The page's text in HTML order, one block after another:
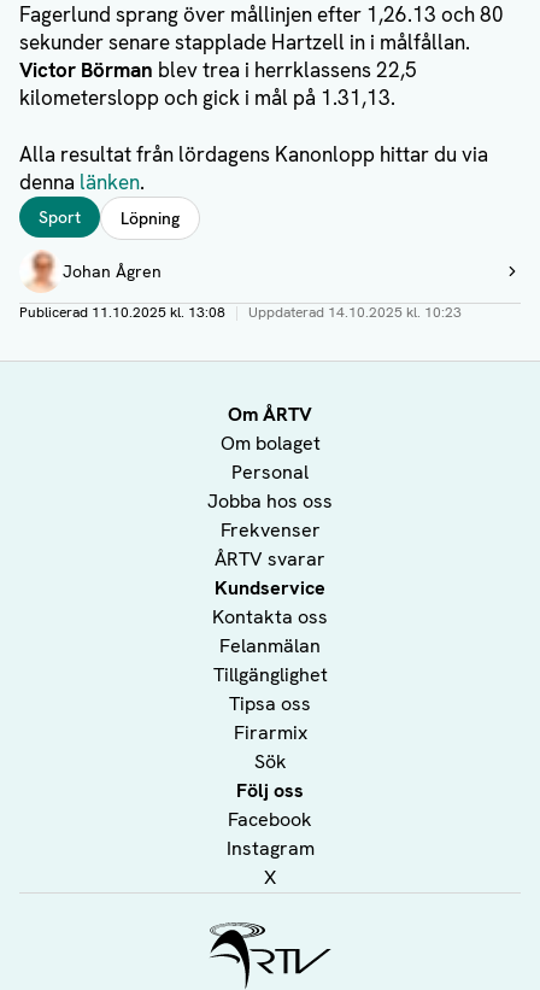
Fagerlund sprang över mållinjen efter 1,26.13 och 80
sekunder senare stapplade Hartzell in i målfållan.
Victor Börman blev trea i herrklassens 22,5
kilometerslopp och gick i mål på 1.31,13.
Alla resultat från lördagens Kanonlopp hittar du via
denna länken.
Taggar
Sport Löpning
Författare
Johan Ågren
Visa profil
Publicerad 11.10.2025 kl. 13:08 | Uppdaterad 14.10.2025 kl. 10:23
Om ÅRTV
Om bolaget
Personal
Jobba hos oss
Frekvenser
ÅRTV svarar
Kundservice
Kontakta oss
Felanmälan
Tillgänglighet
Tipsa oss
Firarmix
Sök
Följ oss
Facebook
Instagram
X